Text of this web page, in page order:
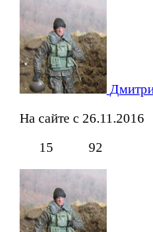
На сайте с 26.11.2016
15
92